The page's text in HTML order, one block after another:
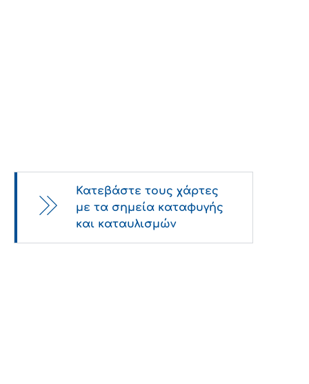
Κατεβάστε τους χάρτες
με τα σημεία καταφυγής
και καταυλισμών